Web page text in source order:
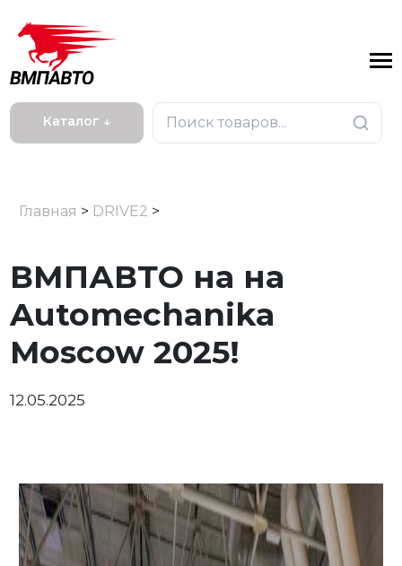
Каталог ↓
Личный кабинет
Главная > DRIVE2 >
ВМПАВТО на на
Automechanika
Moscow 2025!
12.05.2025